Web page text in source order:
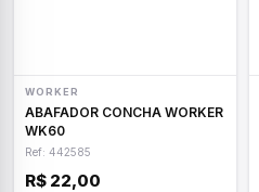
WORKER
ABAFADOR CONCHA WORKER
WK60
Ref: 442585
R$ 22,00